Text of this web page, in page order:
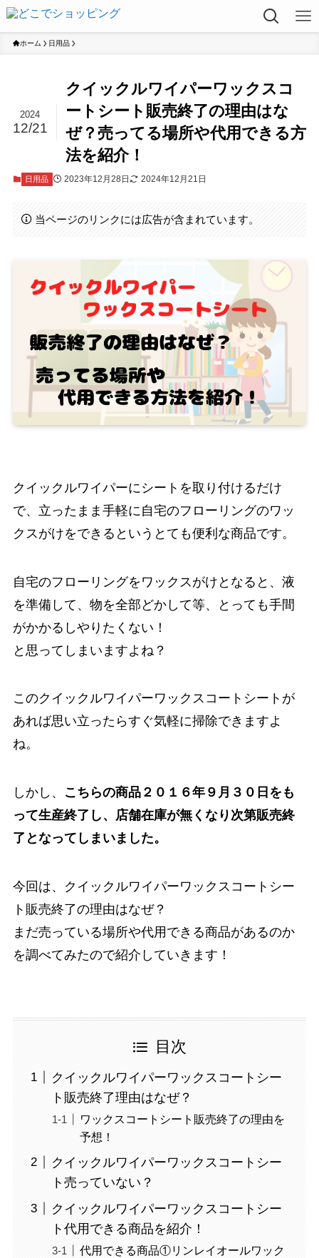
ホーム 日用品
クイックルワイパーワックスコ
ートシート販売終了の理由はな
ぜ？売ってる場所や代用できる方
法を紹介！
2024
12/21
日用品 2023年12月28日 2024年12月21日
当ページのリンクには広告が含まれています。
クイックルワイパーにシートを取り付けるだけ
で、立ったまま手軽に自宅のフローリングのワッ
クスがけをできるというとても便利な商品です。
自宅のフローリングをワックスがけとなると、液
を準備して、物を全部どかして等、とっても手間
がかかるしやりたくない！
と思ってしまいますよね？
このクイックルワイパーワックスコートシートが
あれば思い立ったらすぐ気軽に掃除できますよ
ね。
しかし、
こちらの商品２０１６年９月３０日をも
って生産終了し、店舗在庫が無くなり次第販売終
了となってしまいました。
今回は、クイックルワイパーワックスコートシー
ト販売終了の理由はなぜ？
まだ売っている場所や代用できる商品があるのか
を調べてみたので紹介していきます！
目次
クイックルワイパーワックスコートシー
ト販売終了理由はなぜ？
ワックスコートシート販売終了の理由を
予想！
クイックルワイパーワックスコートシー
ト売っていない？
クイックルワイパーワックスコートシー
ト代用できる商品を紹介！
代用できる商品①リンレイオールワック